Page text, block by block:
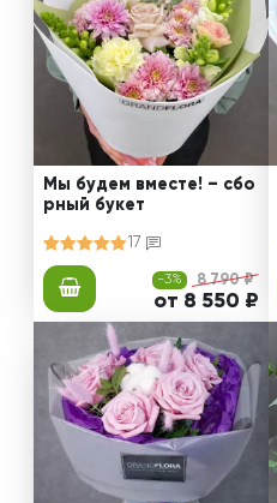
Мы будем вместе! – сбо
рный букет
17
-3% 8 790 ₽
от 8 550 ₽